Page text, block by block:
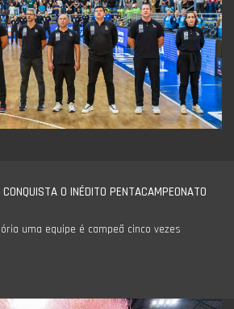
O INÉDITO PENTACAMPEONATO
uma equipe é campeã cinco vezes